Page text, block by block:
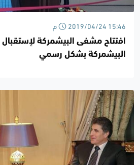
2019/04/24 15:46 م
افتتاح مشفى البيشمركة لإستقبال
البيشمركة بشكل رسمي